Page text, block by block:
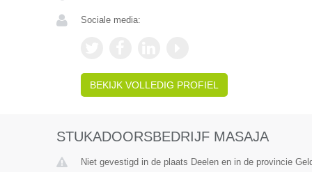
Sociale media:
BEKIJK VOLLEDIG PROFIEL
STUKADOORSBEDRIJF MASAJA
Niet gevestigd in de plaats Deelen en in de provincie